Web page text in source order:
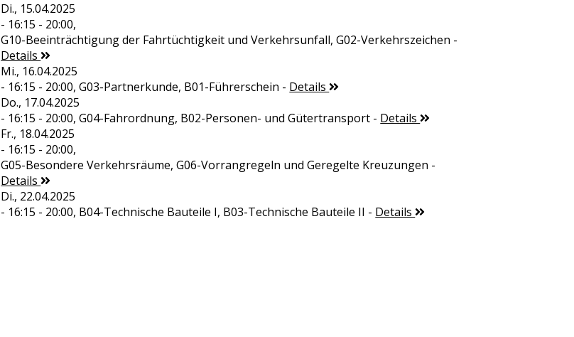
Di., 15.04.2025
- 16:15 - 20:00,
G10-Beeinträchtigung der Fahrtüchtigkeit und Verkehrsunfall, G02-Verkehrszeichen -
Details
Mi., 16.04.2025
- 16:15 - 20:00, G03-Partnerkunde, B01-Führerschein - Details
Do., 17.04.2025
- 16:15 - 20:00, G04-Fahrordnung, B02-Personen- und Gütertransport - Details
Fr., 18.04.2025
- 16:15 - 20:00,
G05-Besondere Verkehrsräume, G06-Vorrangregeln und Geregelte Kreuzungen -
Details
Di., 22.04.2025
- 16:15 - 20:00, B04-Technische Bauteile I, B03-Technische Bauteile II - Details